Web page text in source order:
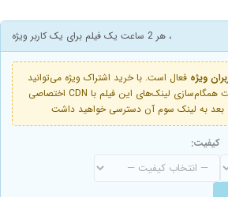
، هر 2 ساعت یک فیلم برای یک کاربر ویژه
ویژه فعال است. با خرید اشتراک ویژه می‌توانید
هر 2 ساعت یک‌بار درخواست همگام‌سازی لینک‌های این فیلم با CDN اختصاصی
بعد به لینک سوم آن دسترسی خواهید داشت
کیفیت: